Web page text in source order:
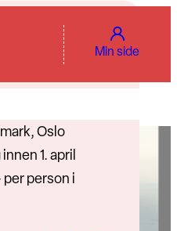
Min side
Oslo
1. april
person i